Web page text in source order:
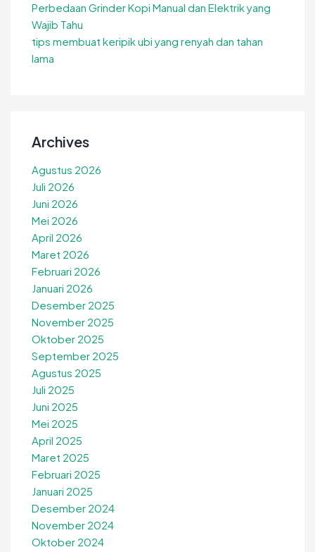
Perbedaan Grinder Kopi Manual dan Elektrik yang
Wajib Tahu
tips membuat keripik ubi yang renyah dan tahan
lama
Archives
Agustus 2026
Juli 2026
Juni 2026
Mei 2026
April 2026
Maret 2026
Februari 2026
Januari 2026
Desember 2025
November 2025
Oktober 2025
September 2025
Agustus 2025
Juli 2025
Juni 2025
Mei 2025
April 2025
Maret 2025
Februari 2025
Januari 2025
Desember 2024
November 2024
Oktober 2024